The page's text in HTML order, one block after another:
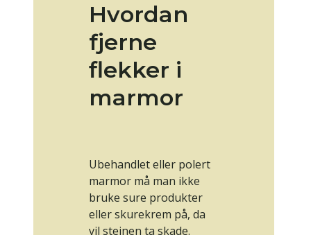
Hvordan
fjerne
flekker i
marmor
Ubehandlet eller polert
marmor må man ikke
bruke sure produkter
eller skurekrem på, da
vil steinen ta skade.